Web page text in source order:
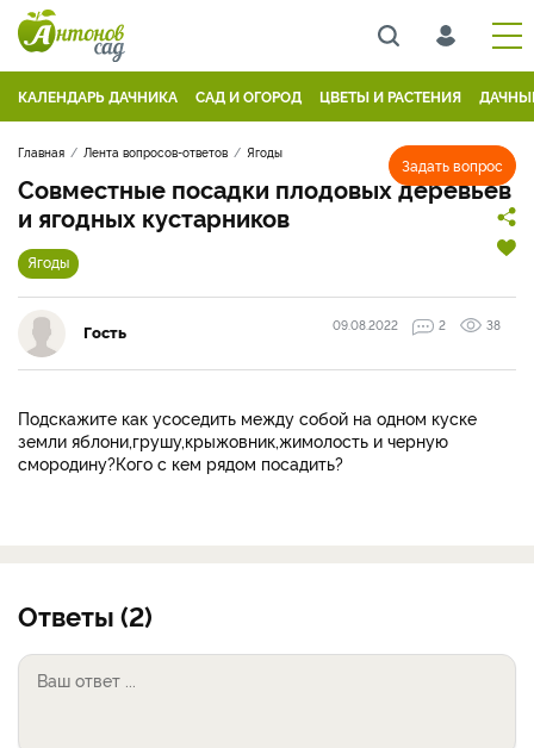
КАЛЕНДАРЬ ДАЧНИКА САД И ОГОРОД ЦВЕТЫ И РАСТЕНИЯ
Задать вопрос
Главная Лента вопросов-ответов Ягоды
Совместные посадки плодовых деревьев
и ягодных кустарников
Ягоды
Гость 09.08.2022 2 38
Подскажите как усоседить между собой на одном куске
земли яблони,грушу,крыжовник,жимолость и черную
смородину?Кого с кем рядом посадить?
Ответы (2)